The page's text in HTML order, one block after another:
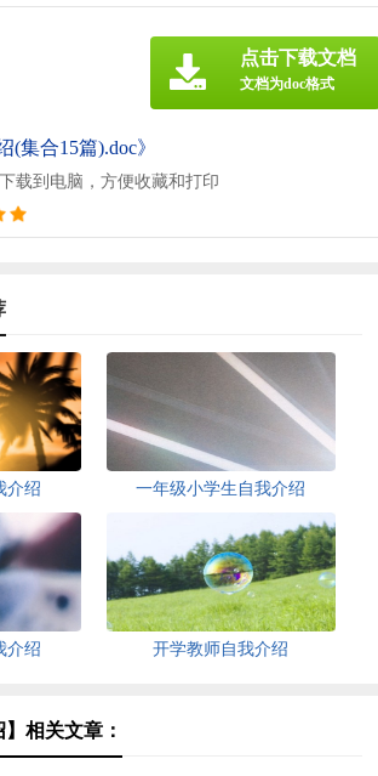
(集合15篇).doc》
载到电脑，方便收藏和打印
点击下载文档
文档为doc格式
介绍 一年级小学生自我介绍
介绍 开学教师自我介绍
】相关文章：